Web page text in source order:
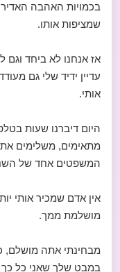
בכמויות האהבה
שמציפות אותו.
אז אנחנו לא ביחד
עדיין ידיד שלי גם
אותי.
היום דיברנו שעות
מתאימים, משלימים את
המשפטים אחד של
אין אדם שמכיר אותי
מושלמת ממך.
מבחינתי אתה מושלם,
במבט שלך שאני כל